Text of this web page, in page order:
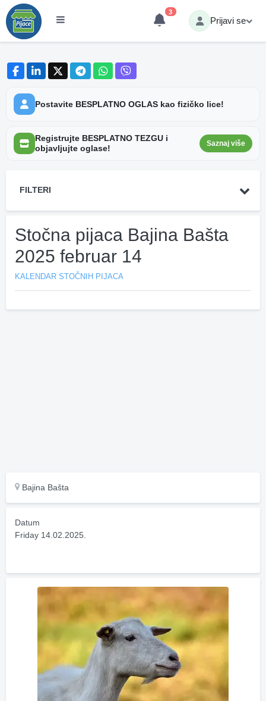
3
Prijavi se
Postavite BESPLATNO OGLAS kao fizičko lice!
Registrujte BESPLATNO TEZGU i
objavljujte oglase!
Saznaj više
FILTERI
Stočna pijaca Bajina Bašta
2025 februar 14
KALENDAR STOČNIH PIJACA
Bajina Bašta
Datum
Friday 14.02.2025.